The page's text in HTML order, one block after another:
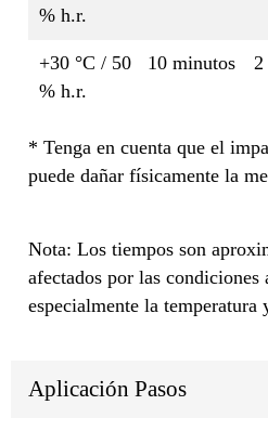
% h.r.
+30 °C / 50
% h.r.
10 minutos 2
* Tenga en cuenta que el
puede dañar físicamente la
Nota: Los tiempos son
afectados por las condiciones
especialmente la temperatura
Aplicación Pasos